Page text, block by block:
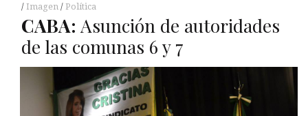
Imagen Política
CABA: Asunción de autoridades
de las comunas 6 y 7